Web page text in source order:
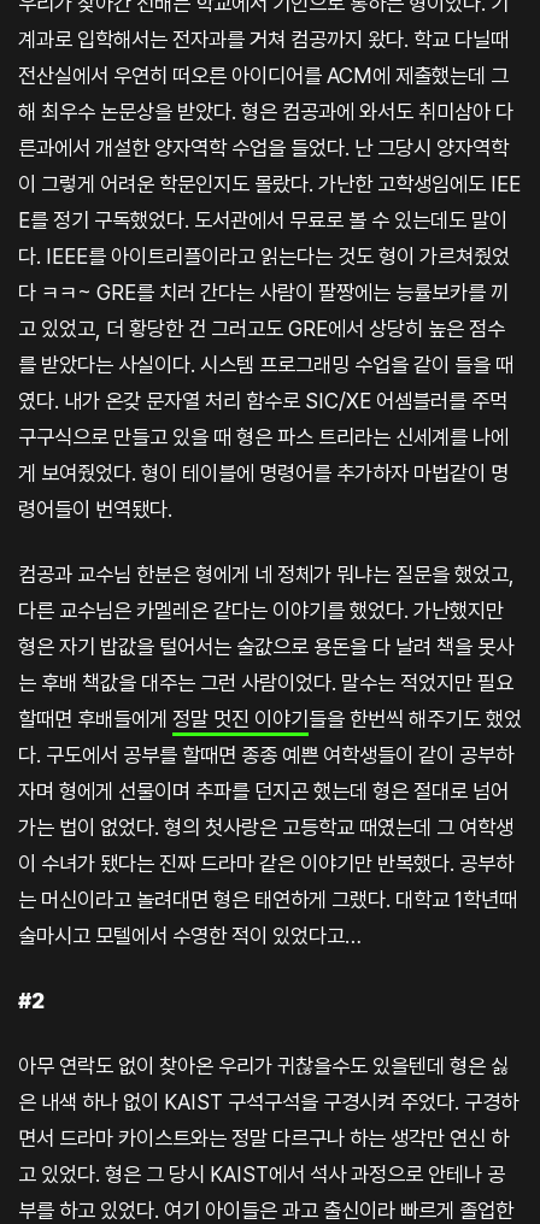
계과로 입학해서는 전자과를 거쳐 컴공까지 왔다. 학교 다닐때
전산실에서 우연히 떠오른 아이디어를 ACM에 제출했는데 그
해 최우수 논문상을 받았다. 형은 컴공과에 와서도 취미삼아 다
른과에서 개설한 양자역학 수업을 들었다. 난 그당시 양자역학
이 그렇게 어려운 학문인지도 몰랐다. 가난한 고학생임에도 IEE
E를 정기 구독했었다. 도서관에서 무료로 볼 수 있는데도 말이
다. IEEE를 아이트리플이라고 읽는다는 것도 형이 가르쳐줬었
다 ㅋㅋ~ GRE를 치러 간다는 사람이 팔짱에는 능률보카를 끼
고 있었고, 더 황당한 건 그러고도 GRE에서 상당히 높은 점수
를 받았다는 사실이다. 시스템 프로그래밍 수업을 같이 들을 때
였다. 내가 온갖 문자열 처리 함수로 SIC/XE 어셈블러를 주먹
구구식으로 만들고 있을 때 형은 파스 트리라는 신세계를 나에
게 보여줬었다. 형이 테이블에 명령어를 추가하자 마법같이 명
령어들이 번역됐다.
컴공과 교수님 한분은 형에게 네 정체가 뭐냐는 질문을 했었고,
다른 교수님은 카멜레온 같다는 이야기를 했었다. 가난했지만
형은 자기 밥값을 털어서는 술값으로 용돈을 다 날려 책을 못사
는 후배 책값을 대주는 그런 사람이었다. 말수는 적었지만 필요
할때면 후배들에게 정말 멋진 이야기들을 한번씩 해주기도 했었
다. 구도에서 공부를 할때면 종종 예쁜 여학생들이 같이 공부하
자며 형에게 선물이며 추파를 던지곤 했는데 형은 절대로 넘어
가는 법이 없었다. 형의 첫사랑은 고등학교 때였는데 그 여학생
이 수녀가 됐다는 진짜 드라마 같은 이야기만 반복했다. 공부하
는 머신이라고 놀려대면 형은 태연하게 그랬다. 대학교 1학년때
술마시고 모텔에서 수영한 적이 있었다고…
#2
아무 연락도 없이 찾아온 우리가 귀찮을수도 있을텐데 형은 싫
은 내색 하나 없이 KAIST 구석구석을 구경시켜 주었다. 구경하
면서 드라마 카이스트와는 정말 다르구나 하는 생각만 연신 하
고 있었다. 형은 그 당시 KAIST에서 석사 과정으로 안테나 공
부를 하고 있었다. 여기 아이들은 과고 출신이라 빠르게 졸업한